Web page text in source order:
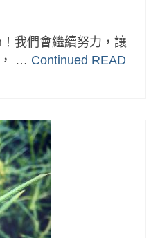
！我們會繼續努力，讓
， … Continued READ